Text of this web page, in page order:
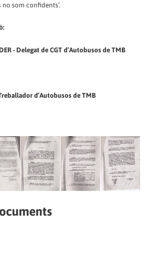
no som confidents’.
- Delegat de CGT d’Autobusos de TMB
d’Autobusos de TMB